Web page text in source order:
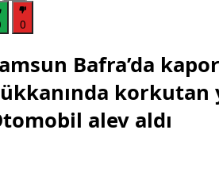
0
Bafra’da
korkutan
alev aldı